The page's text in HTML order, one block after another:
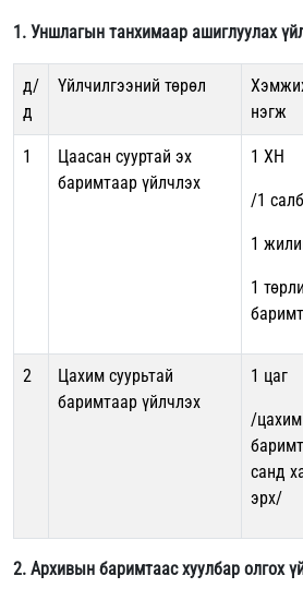
1. Уншлагын танхимаар ашиглуулах
д/
д
Үйлчилгээний төрөл
нэгж
1
Цаасан сууртай эх
баримтаар үйлчлэх
1 ХН
/1
1
1
2
Цахим суурьтай
баримтаар үйлчлэх
1 цаг
/цахим
санд
эрх/
2. Архивын баримтаас хуулбар олгох